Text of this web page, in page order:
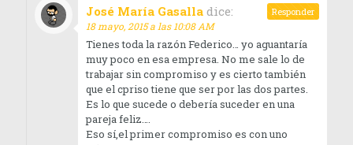
José María Gasalla dice:
18 mayo, 2015 a las 10:08 AM
Tienes toda la razón Federico… yo aguantaría
muy poco en esa empresa. No me sale lo de
trabajar sin compromiso y es cierto también
que el cpriso tiene que ser por las dos partes.
Es lo que sucede o debería suceder en una
pareja feliz….
Eso sí,el primer compromiso es con uno
Responder